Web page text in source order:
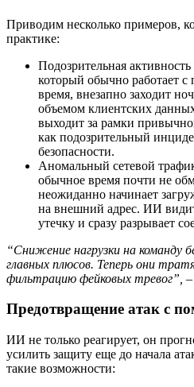
Приводим несколько примеров,
практике:
Подозрительная
который обычно работает с
время, внезапно заходит
объемом клиентских
выходит за рамки
как подозрительный
безопасности.
Аномальный сетевой
обычное время почти не
неожиданно начинает
на внешний адрес. ИИ
утечку и сразу разрывает
“Снижение нагрузки на команду
главных плюсов. Теперь они
фильтрацию фейковых тревог”,
Предотвращение атак с
ИИ не только реагирует, он
усилить защиту еще до начала
такие возможности: